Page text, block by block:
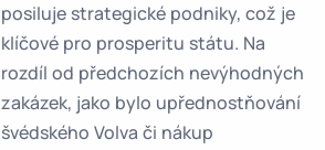
posiluje strategické podniky, což je
klíčové pro prosperitu státu. Na
rozdíl od předchozích nevýhodných
zakázek, jako bylo upřednostňování
švédského Volva či nákup